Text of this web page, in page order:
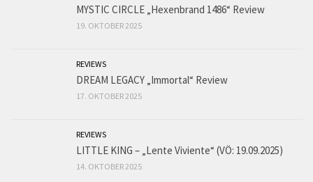
MYSTIC CIRCLE „Hexenbrand 1486“ Review
19. OKTOBER 2025
REVIEWS
DREAM LEGACY „Immortal“ Review
17. OKTOBER 2025
REVIEWS
LITTLE KING – „Lente Viviente“ (VÖ: 19.09.2025)
14. OKTOBER 2025